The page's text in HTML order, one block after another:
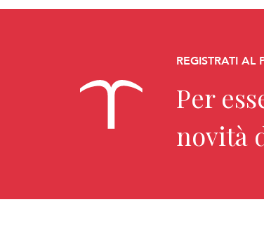
REGISTRATI AL
Per
novità